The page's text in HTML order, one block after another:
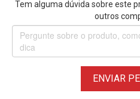
imagens de melhor qualidade
Cada anel lhe traz mais perto
aumenta a distância entre a
Tem alguma dúvida sobre este
outros
ENVIAR